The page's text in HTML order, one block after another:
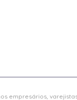
empresários,